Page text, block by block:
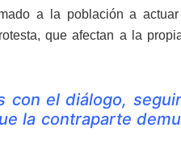
a la población a
que afectan a la
con el diálogo,
la contraparte